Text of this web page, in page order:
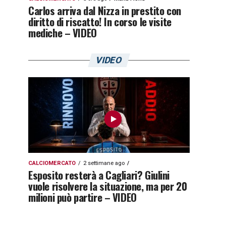
Carlos arriva dal Nizza in prestito con
diritto di riscatto! In corso le visite
mediche – VIDEO
VIDEO
CALCIOMERCATO 2 settimane ago
Esposito resterà a Cagliari? Giulini
vuole risolvere la situazione, ma per 20
milioni può partire – VIDEO